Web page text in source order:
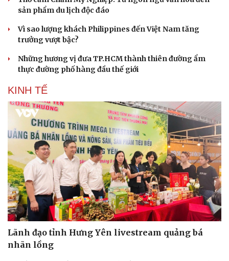
Sân khấu - Điện ảnh
Âm nhạc
Di sản
Sao Việt
sản phẩm du lịch độc đáo
Vì sao lượng khách Philippines đến Việt Nam tăng
trưởng vượt bậc?
Những hương vị đưa TP.HCM thành thiên đường ẩm
thực đường phố hàng đầu thế giới
KINH TẾ
Lãnh đạo tỉnh Hưng Yên livestream quảng bá
nhãn lồng